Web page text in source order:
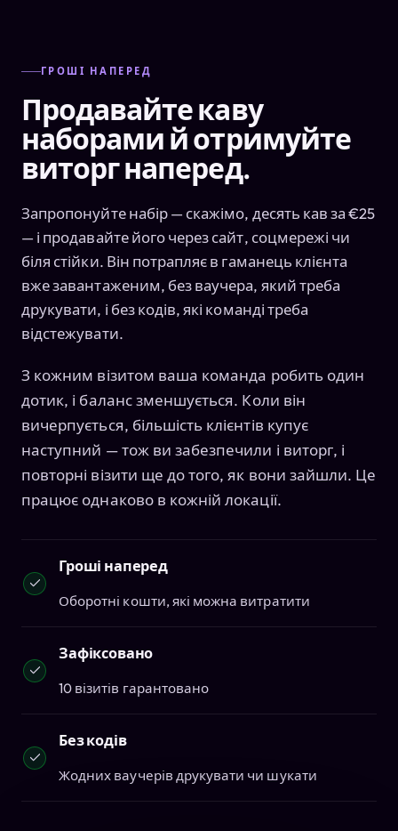
ГРОШІ НАПЕРЕД
Продавайте каву
наборами й отримуйте
виторг наперед.
Запропонуйте набір — скажімо, десять кав за €25
— і продавайте його через сайт, соцмережі чи
біля стійки. Він потрапляє в гаманець клієнта
вже завантаженим, без ваучера, який треба
друкувати, і без кодів, які команді треба
відстежувати.
З кожним візитом ваша команда робить один
дотик, і баланс зменшується. Коли він
вичерпується, більшість клієнтів купує
наступний — тож ви забезпечили і виторг, і
повторні візити ще до того, як вони зайшли. Це
працює однаково в кожній локації.
Гроші наперед
Оборотні кошти, які можна витратити
Зафіксовано
10 візитів гарантовано
Без кодів
Жодних ваучерів друкувати чи шукати